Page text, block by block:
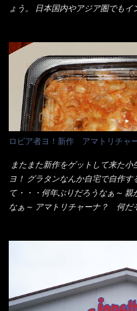
ドカ盛のキャベツと御飯にカレー
ンとした厚さのあるトンカツで
これを難なく完食出来なければ、
はないだろう。 この他も、兎に
呼ばれるメニューは、トンカツが
いから、2枚乗せにしたらしいけ
ょう。 日本国内やアジア圏でも
イ棒状ラーメンを、OKストアで
へ 坦々まぜそばと＜数量限定＞
なり私の胃袋をグサッと・・・
デビューが決まりました。 か・
チャルメラや日清からも出されて
ん！！ 酸っぱくしたら、酸辣湯
メシは、宮崎辛麺にしよう！ そ
んだか紙に巻かれた棒状の麺が二
り見慣れない姿・・・何だかチ
明なトレイに並んだ棒状麺なんて
がかかる） 袋の裏側を見ると、
それなばらと冷蔵庫にあった、黒
け、韮の葉の部分をドサッと乗せ
うでしょう？ 見た目 Goodデザ
イのHPを見ると・・・（引用）
ロピア者ヨ！新作 アマトリチャ
またまた新作をゲットして来た
ヨ！ グラタンなんか自宅で自作
て・・・何年ぶりだろうなぁ～
なぁ～ アマトリチャーナ？ 何だ
ブン皿で焼いて、大凡の目安で小
をよーく見たら表面のチーズの
た・・・チーズに焦げ目が付いて